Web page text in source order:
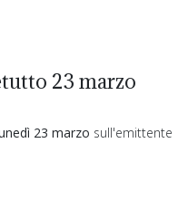
23 marzo
23 marzo sull'emittente